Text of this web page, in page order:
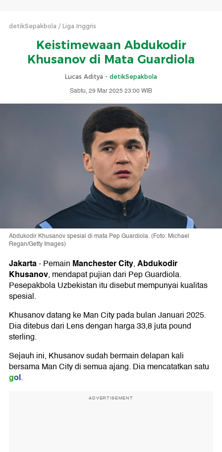
detikSepakbola Liga Inggris
Keistimewaan Abdukodir
Khusanov di Mata Guardiola
Lucas Aditya - detikSepakbola
Sabtu, 29 Mar 2025 23:00 WIB
Abdukodir Khusanov spesial di mata Pep Guardiola. (Foto: Michael
Regan/Getty Images)
Jakarta-Pemain Manchester City,Abdukodir
Khusanov, mendapat pujian dari Pep Guardiola.
Pesepakbola Uzbekistan itu disebut mempunyai kualitas
spesial.
Khusanov datang ke Man City pada bulan Januari 2025.
Dia ditebus dari Lens dengan harga 33,8 juta pound
sterling.
Sejauh ini, Khusanov sudah bermain delapan kali
bersama Man City di semua ajang. Dia mencatatkan satu
gol.
ADVERTISEMENT